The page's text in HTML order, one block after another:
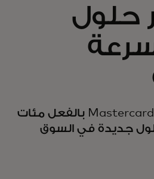
حلول
لقد ساعد Mastercard Engage بالفعل مئات
جديدة في السوق